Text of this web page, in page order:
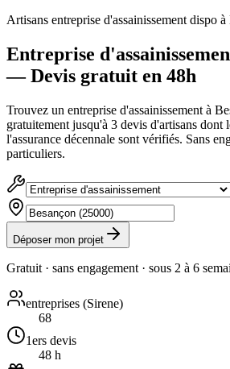
Artisans entreprise d'assainissement dispo à
Entreprise
— Devis gratuit en 48h
Trouvez un entreprise d'assainissement à
gratuitement jusqu'à 3 devis d'artisans
l'assurance décennale sont vérifiés. Sans
particuliers.
Déposer mon projet
Gratuit · sans engagement · sous 2 à 6
entreprises (Sirene)
68
1ers devis
48 h